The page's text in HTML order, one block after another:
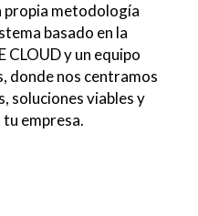
propia metodología
basado en la
CLOUD y un equipo
donde nos centramos
soluciones viables y
empresa.